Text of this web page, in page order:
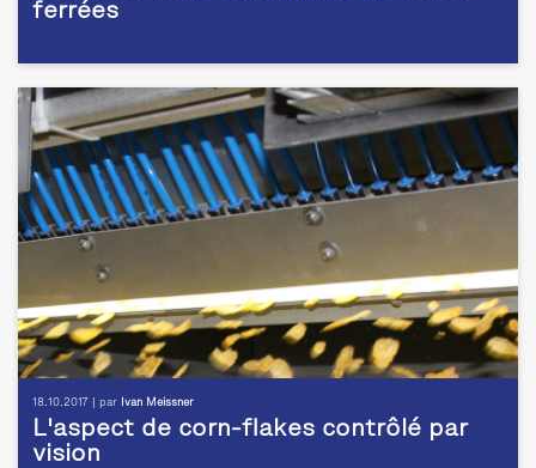
ferrées
18.10.2017 | par Ivan Meissner
L'aspect de corn-flakes contrôlé par
vision